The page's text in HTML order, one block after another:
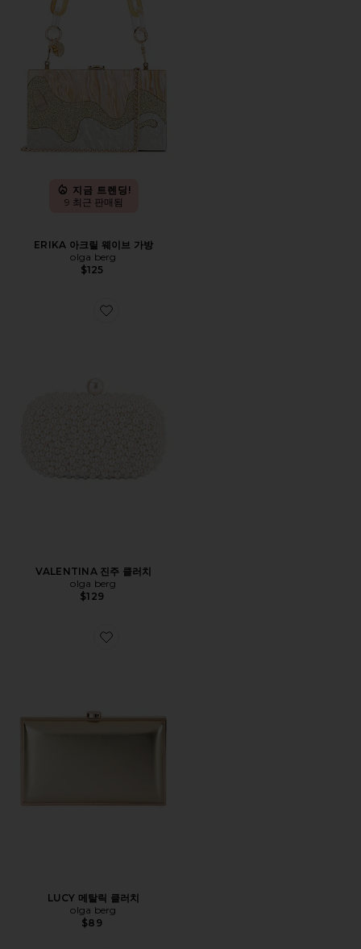
지금 트렌딩!
9 최근 판매됨
ERIKA 아크릴 웨이브 가방
olga berg
$125
Favorite VALENTINA 진주 클러치
VALENTINA 진주 클러치
olga berg
$129
Favorite LUCY 메탈릭 클러치
LUCY 메탈릭 클러치
olga berg
$89